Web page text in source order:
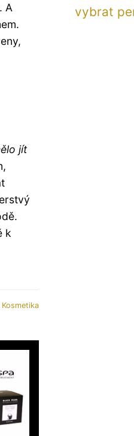
A
jít
k
Kosmetika
vybrat